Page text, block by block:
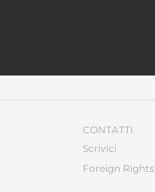
CONTATTI
Scrivici
Foreign Rights